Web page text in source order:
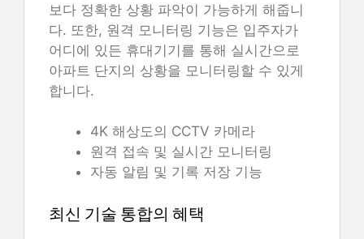
보다 정확한 상황 파악이 가능하게 해줍니
다. 또한, 원격 모니터링 기능은 입주자가
어디에 있든 휴대기기를 통해 실시간으로
아파트 단지의 상황을 모니터링할 수 있게
합니다.
4K 해상도의 CCTV 카메라
원격 접속 및 실시간 모니터링
자동 알림 및 기록 저장 기능
최신 기술 통합의 혜택